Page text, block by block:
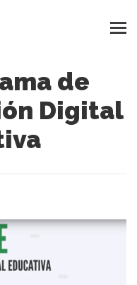
de
Digital